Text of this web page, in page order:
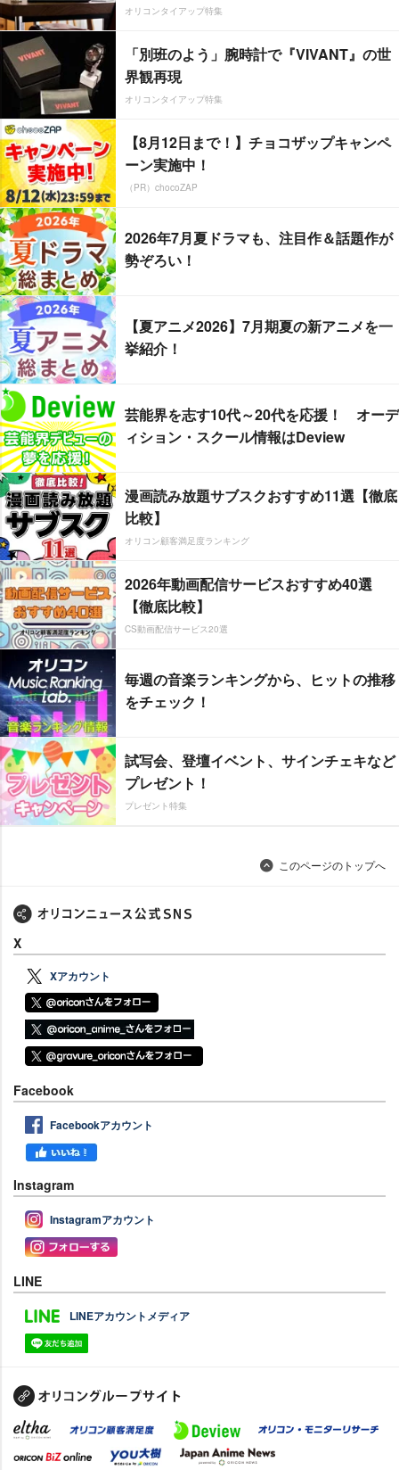
オリコンタイアップ特集
「別班のよう」腕時計で『VIVANT』の世
界観再現
オリコンタイアップ特集
【8月12日まで！】チョコザップキャンペ
ーン実施中！
（PR）chocoZAP
2026年7月夏ドラマも、注目作＆話題作が
勢ぞろい！
【夏アニメ2026】7月期夏の新アニメを一
挙紹介！
芸能界を志す10代～20代を応援！ オーデ
ィション・スクール情報はDeview
漫画読み放題サブスクおすすめ11選【徹底
比較】
オリコン顧客満足度ランキング
2026年動画配信サービスおすすめ40選
【徹底比較】
CS動画配信サービス20選
毎週の音楽ランキングから、ヒットの推移
をチェック！
試写会、登壇イベント、サインチェキなど
プレゼント！
プレゼント特集
このページのトップへ
X
Xアカウント
Facebook
Facebookアカウント
Instagram
Instagramアカウント
LINE
LINEアカウントメディア